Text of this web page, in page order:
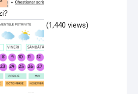
(1,440 views)